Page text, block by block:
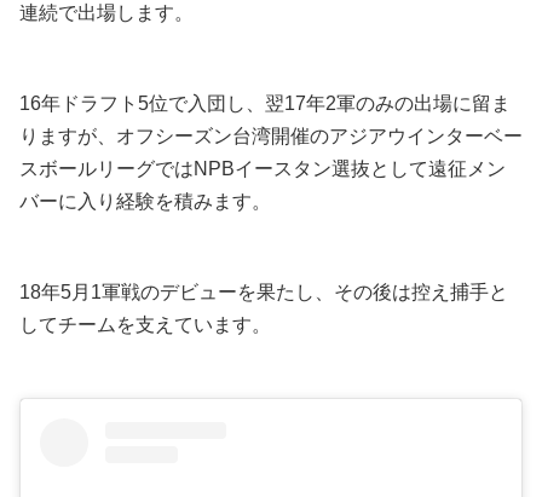
連続で出場します。
16年ドラフト5位で入団し、翌17年2軍のみの出場に留ま
りますが、オフシーズン台湾開催のアジアウインターベー
スボールリーグではNPBイースタン選抜として遠征メン
バーに入り経験を積みます。
18年5月1軍戦のデビューを果たし、その後は控え捕手と
してチームを支えています。